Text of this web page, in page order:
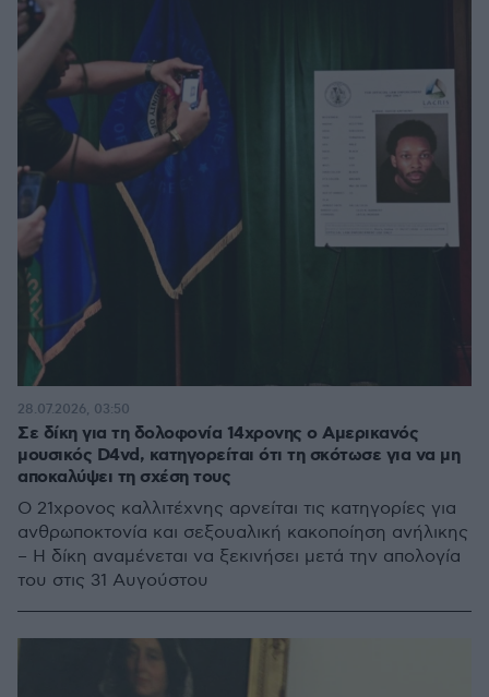
Σε δίκη για τη δολοφονία 14χρονης ο Αμερικανός
μουσικός D4vd, κατηγορείται ότι τη σκότωσε για να μη
αποκαλύψει τη σχέση τους
Ο 21χρονος καλλιτέχνης αρνείται τις κατηγορίες για
ανθρωποκτονία και σεξουαλική κακοποίηση ανήλικης
– Η δίκη αναμένεται να ξεκινήσει μετά την απολογία
του στις 31 Αυγούστου
28.07.2026, 03:50